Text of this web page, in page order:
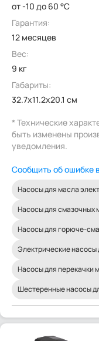
от -10 до 60 °C
Гарантия:
12 месяцев
Вес:
9 кг
Габариты:
32.7x11.2x20.1 см
* Технические
быть изменены
уведомления.
Сообщить об ошибке
Насосы для масла
Насосы для смазочных
Насосы для горюче-
Электрические насосы
Насосы для перекачки
Шестеренные насосы